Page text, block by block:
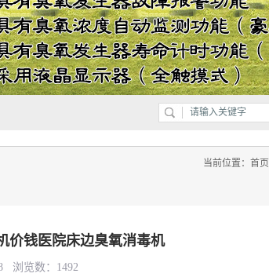
当前位置： 首页
价钱医院床边臭氧消毒机
浏览数：1492